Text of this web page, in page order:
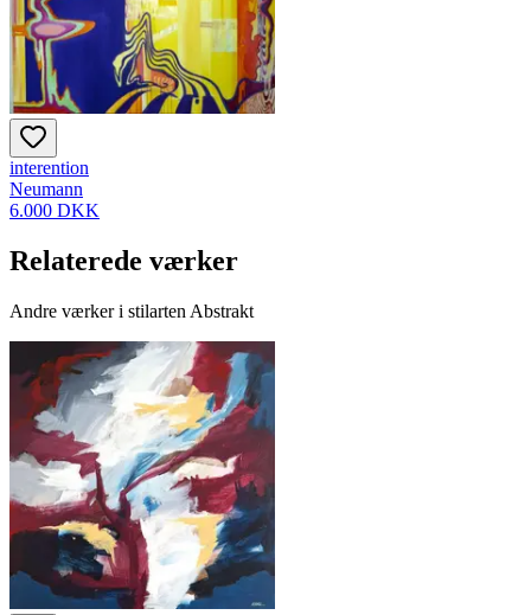
interention
Neumann
6.000 DKK
Relaterede værker
Andre værker i stilarten Abstrakt